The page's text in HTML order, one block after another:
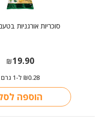
סוכריות אורגניות
₪19.90
₪0.28 ל-1 גרם
הוספה